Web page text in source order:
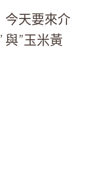
今天要來介
與”玉米黃